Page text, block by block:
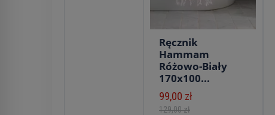
Ręcznik
Hammam
Różowo-Biały
170x100...
99,00 zł
129,00 zł